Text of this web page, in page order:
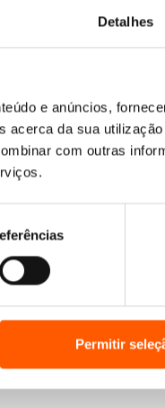
Detalhes
e anúncios,
acerca da sua
com outras
Permitir
Nenhum resultado